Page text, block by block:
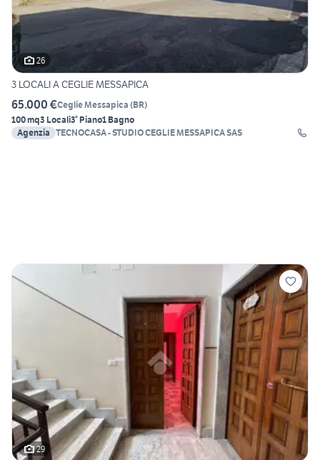
26
3 LOCALI A CEGLIE MESSAPICA
65.000 €Ceglie Messapica (BR)
100 mq3 Locali3° Piano1 Bagno
Agenzia TECNOCASA - STUDIO CEGLIE MESSAPICA SAS
29